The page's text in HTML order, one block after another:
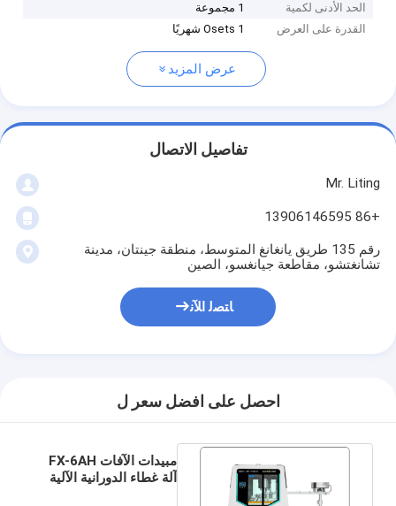
الحد الأدنى لكمية
1 مجموعة
القدرة على العرض
1 Osets شهريًا
عرض المزيد
تفاصيل الاتصال
Mr. Liting
+86 13906146595
رقم 135 طريق يانغانغ المتوسط، منطقة جينتان، مدينة
تشانغتشو، مقاطعة جيانغسو، الصين
ﺎﺘﺼﻟ ﺍﻶﻧ
احصل على افضل سعر ل
مبيدات الآفات FX-6AH
آلة غطاء الدورانية الآلية